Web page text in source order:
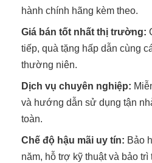
hành chính hãng kèm theo.
Giá bán tốt nhất thị trường:
tiếp, quà tặng hấp dẫn cùng
thường niên.
Dịch vụ chuyên nghiệp:
và hướng dẫn sử dụng tận
toàn.
Chế độ hậu mãi uy tín: Bảo
năm, hỗ trợ kỹ thuật và bảo